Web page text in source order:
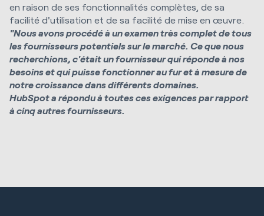
en raison de ses fonctionnalités complètes, de sa
facilité d'utilisation et de sa facilité de mise en œuvre.
"Nous avons procédé à un examen très complet de tous
les fournisseurs potentiels sur le marché. Ce que nous
recherchions, c'était un fournisseur qui réponde à nos
besoins et qui puisse fonctionner au fur et à mesure de
notre croissance dans différents domaines.
HubSpot a répondu à toutes ces exigences par rapport
à cinq autres fournisseurs.